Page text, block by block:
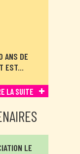
ANS DE
EST...
LA SUITE
LE